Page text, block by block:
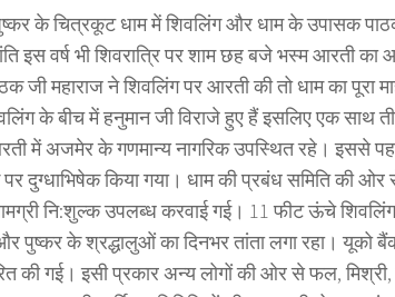
के चित्रकूट धाम में शिवलिंग और धाम के उपासक
इस वर्ष भी शिवरात्रि पर शाम छह बजे भस्म आरती
जी महाराज ने शिवलिंग पर आरती की तो धाम का पूरा
के बीच में हनुमान जी विराजे हुए हैं इसलिए एक साथ
में अजमेर के गणमान्य नागरिक उपस्थित रहे। इससे
दुग्धाभिषेक किया गया। धाम की प्रबंध समिति की ओर
नि:शुल्क उपलब्ध करवाई गई। 11 फीट ऊंचे
पुष्कर के श्रद्धालुओं का दिनभर तांता लगा रहा। यूको
की गई। इसी प्रकार अन्य लोगों की ओर से फल, मिश्री,